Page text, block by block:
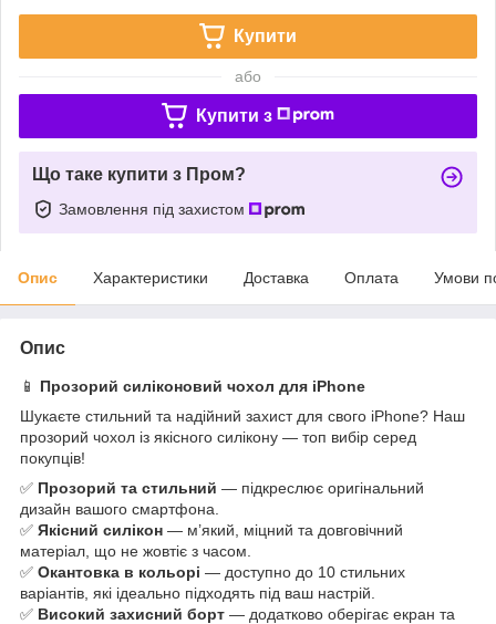
Купити
або
Купити з
Що таке купити з Пром?
Замовлення під захистом
Опис Характеристики Доставка Оплата Умови
Опис
📱 Прозорий силіконовий чохол для iPhone
Шукаєте стильний та надійний захист для свого iPhone? Наш
прозорий чохол із якісного силікону — топ вибір серед
покупців!
✅ Прозорий та стильний — підкреслює оригінальний
дизайн вашого смартфона.
✅ Якісний силікон — м’який, міцний та довговічний
матеріал, що не жовтіє з часом.
✅ Окантовка в кольорі — доступно до 10 стильних
варіантів, які ідеально підходять під ваш настрій.
✅ Високий захисний борт — додатково оберігає екран та